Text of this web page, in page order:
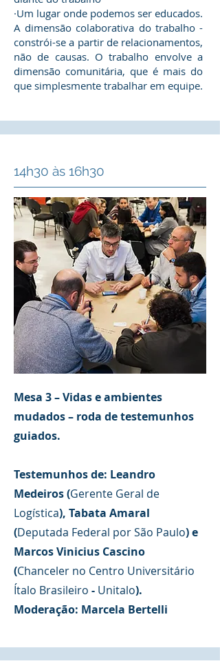
·Um lugar onde podemos ser educados.
A dimensão colaborativa do trabalho -
constrói-se a partir de relacionamentos,
não de causas. O trabalho envolve a
dimensão comunitária, que é mais do
que simplesmente trabalhar em equipe.
14h30 às 16h30
Mesa 3 – Vidas e ambientes
mudados – roda de testemunhos
guiados.
Testemunhos de: Leandro
Medeiros (Gerente Geral de
Logística), Tabata Amaral
(Deputada Federal por São Paulo) e
Marcos Vinicius Cascino
(Chanceler no Centro Universitário
Ítalo Brasileiro - Unitalo).
Moderação: Marcela Bertelli